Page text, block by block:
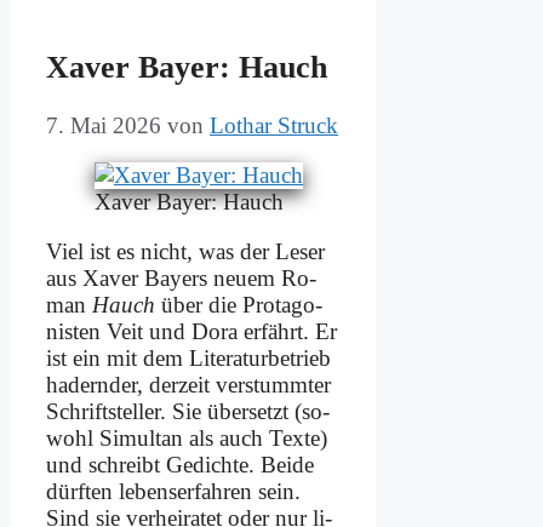
Xa­ver Bay­er: Hauch
7. Mai 2026 von Lothar Struck
Xa­ver Bay­er: Hauch
Viel ist es nicht, was der Le­ser
aus Xa­ver Bay­ers neu­em Ro­
man Hauch über die Prot­ago­
ni­sten Veit und Do­ra er­fährt. Er
ist ein mit dem Li­te­ra­tur­be­trieb
ha­dern­der, der­zeit ver­stumm­ter
Schrift­stel­ler. Sie über­setzt (so­
wohl Si­mul­tan als auch Tex­te)
und schreibt Ge­dich­te. Bei­de
dürf­ten le­bens­er­fah­ren sein.
Sind sie ver­hei­ra­tet oder nur li­